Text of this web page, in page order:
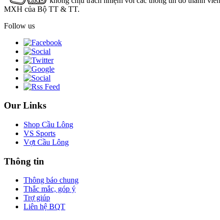
MXH của Bộ TT & TT.
Follow us
Our Links
Shop Cầu Lông
VS Sports
Vợt Cầu Lông
Thông tin
Thông báo chung
Thắc mắc, góp ý
Trợ giúp
Liên hệ BQT